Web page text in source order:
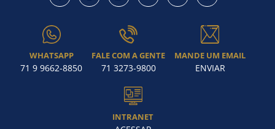
WHATSAPP
71 9 9662-8850
FALE COM A GENTE
71 3273-9800
MANDE UM EMAIL
ENVIAR
INTRANET